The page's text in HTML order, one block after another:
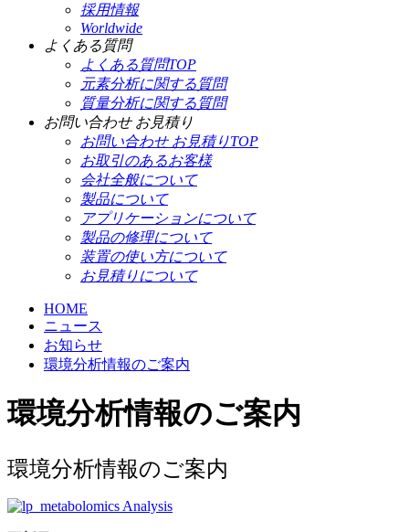
採用情報
Worldwide
よくある質問
よくある質問TOP
元素分析に関する質問
質量分析に関する質問
お問い合わせ お見積り
お問い合わせ お見積りTOP
お取引のあるお客様
会社全般について
製品について
アプリケーションについて
製品の修理について
装置の使い方について
お見積りについて
HOME
ニュース
お知らせ
環境分析情報のご案内
環境分析情報のご案内
環境分析情報のご案内